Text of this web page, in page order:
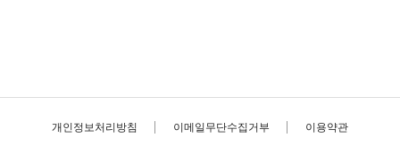
개인정보처리방침 이메일무단수집거부 이용약관